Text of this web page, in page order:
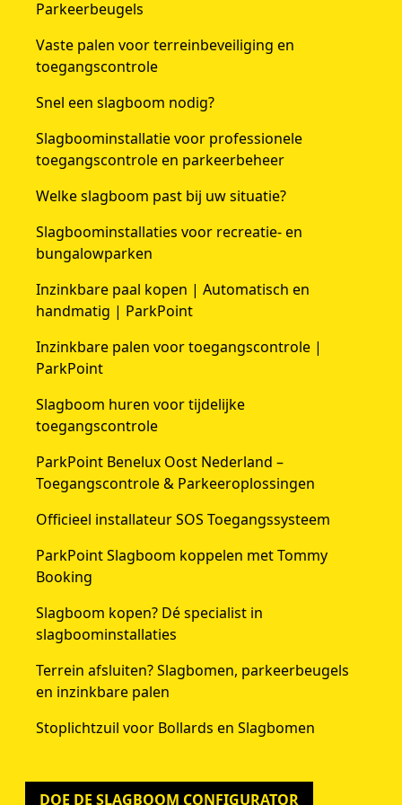
Parkeerbeugels
Vaste palen voor terreinbeveiliging en
toegangscontrole
Snel een slagboom nodig?
Slagboominstallatie voor professionele
toegangscontrole en parkeerbeheer
Welke slagboom past bij uw situatie?
Slagboominstallaties voor recreatie- en
bungalowparken
Inzinkbare paal kopen | Automatisch en
handmatig | ParkPoint
Inzinkbare palen voor toegangscontrole |
ParkPoint
Slagboom huren voor tijdelijke
toegangscontrole
ParkPoint Benelux Oost Nederland –
Toegangscontrole & Parkeeroplossingen
Officieel installateur SOS Toegangssysteem
ParkPoint Slagboom koppelen met Tommy
Booking
Slagboom kopen? Dé specialist in
slagboominstallaties
Terrein afsluiten? Slagbomen, parkeerbeugels
en inzinkbare palen
Stoplichtzuil voor Bollards en Slagbomen
DOE DE SLAGBOOM CONFIGURATOR